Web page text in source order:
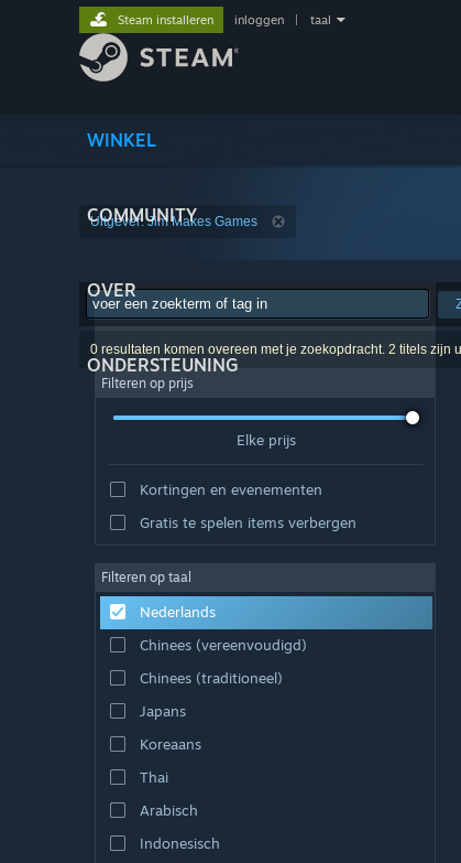
WINKEL
COMMUNITY
OVER
ONDERSTEUNING
Steam installeren inloggen taal
Uitgever: Jim Makes Games
0 resultaten komen overeen met je zoekopdracht. 2 titels zijn
Filteren op prijs
Elke prijs
Kortingen en evenementen
Gratis te spelen items verbergen
Filteren op taal
Nederlands
Chinees (vereenvoudigd)
Chinees (traditioneel)
Japans
Koreaans
Thai
Arabisch
Indonesisch